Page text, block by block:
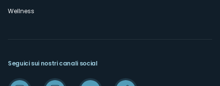
Wellness
Seguici sui nostri canali social